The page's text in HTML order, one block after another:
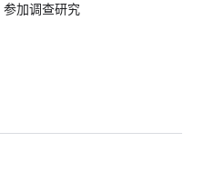
参加调查研究